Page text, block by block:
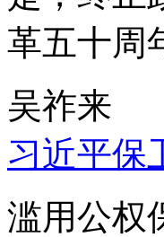
革五十周
吴祚来
习近平保
滥用公权